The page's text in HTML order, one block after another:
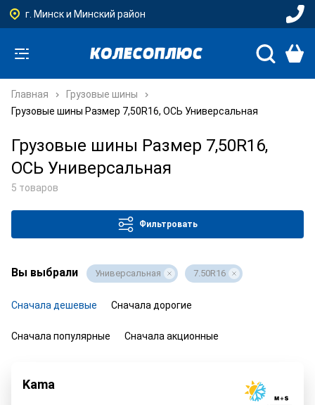
г. Минск и Минский район
Главная
Грузовые шины
Грузовые шины Размер 7,50R16, ОСЬ Универсальная
Грузовые шины Размер 7,50R16,
ОСЬ Универсальная
5 товаров
Фильтровать
Вы выбрали Универсальная 7.50R16
Сначала дешевые Сначала дорогие
Сначала популярные Сначала акционные
Kama